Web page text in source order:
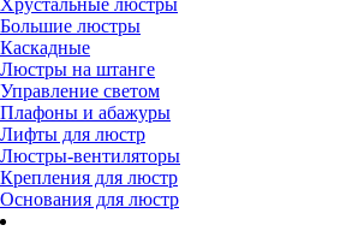
Хрустальные люстры
Большие люстры
Каскадные
Люстры на штанге
Управление светом
Плафоны и абажуры
Лифты для люстр
Люстры-вентиляторы
Крепления для люстр
Основания для люстр